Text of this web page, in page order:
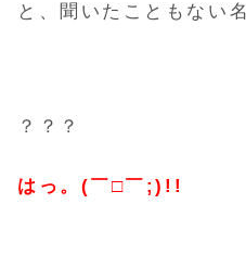
と、聞いたこともない
？？？
はっ。(￣□￣;)!!